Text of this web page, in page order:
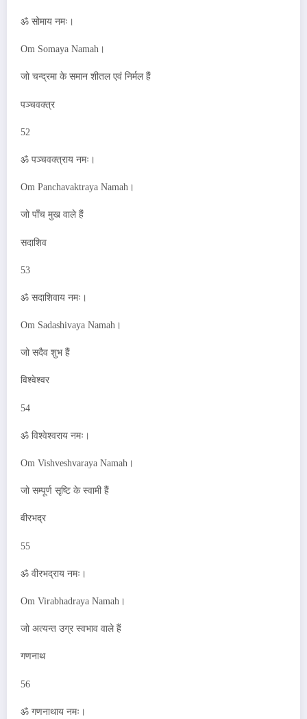
ॐ सोमाय नमः।
Om Somaya Namah।
जो चन्द्रमा के समान शीतल एवं निर्मल हैं
पञ्चवक्त्र
52
ॐ पञ्चवक्त्राय नमः।
Om Panchavaktraya Namah।
जो पाँच मुख वाले हैं
सदाशिव
53
ॐ सदाशिवाय नमः।
Om Sadashivaya Namah।
जो सदैव शुभ हैं
विश्वेश्वर
54
ॐ विश्वेश्वराय नमः।
Om Vishveshvaraya Namah।
जो सम्पूर्ण सृष्टि के स्वामी हैं
वीरभद्र
55
ॐ वीरभद्राय नमः।
Om Virabhadraya Namah।
जो अत्यन्त उग्र स्वभाव वाले हैं
गणनाथ
56
ॐ गणनाथाय नमः।